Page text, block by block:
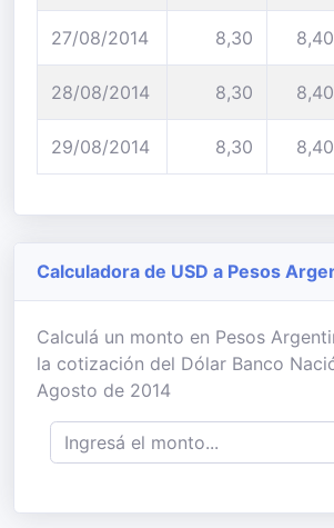
27/08/2014 8,30 8,40
28/08/2014 8,30 8,40
29/08/2014 8,30 8,40
Calculadora de USD a Pesos
Calculá un monto en Pesos
la cotización del Dólar Banco
Agosto de 2014